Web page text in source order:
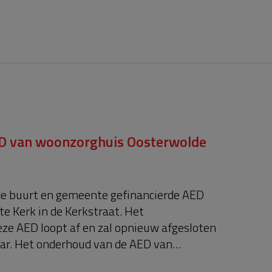
van woonzorghuis Oosterwolde
buurt en gemeente gefinancierde AED
Kerk in de Kerkstraat. Het
AED loopt af en zal opnieuw afgesloten
Het onderhoud van de AED van
De kosten van het nieuwe contract